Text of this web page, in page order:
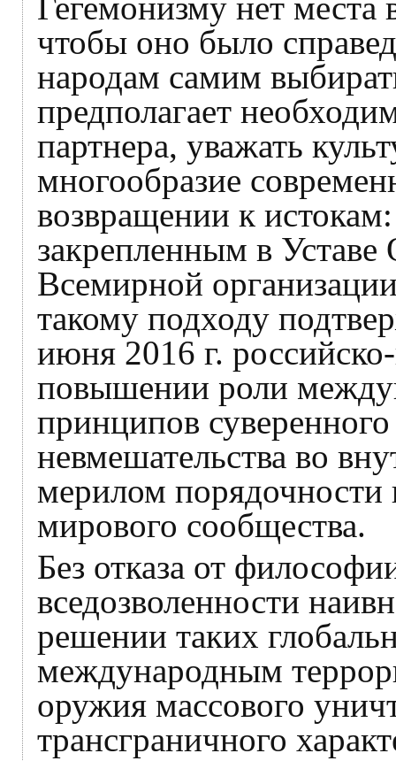
чтобы оно было
народам самим
предполагает
партнера, уважать
многообразие
возвращении к
закрепленным в
Всемирной
такому подходу
июня 2016 г.
повышении роли
принципов суверенного
невмешательства во
мерилом порядочности
мирового сообщества.
Без отказа от
вседозволенности
решении таких
международным
оружия массового
трансграничного